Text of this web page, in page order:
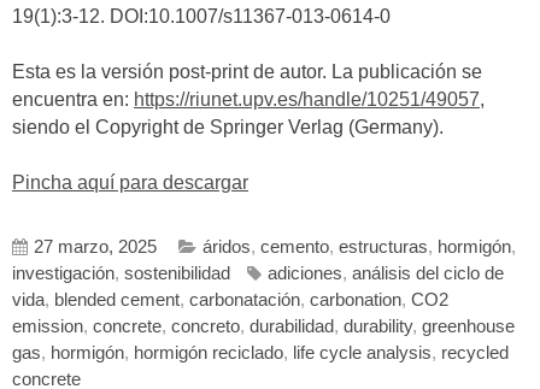
19(1):3-12. DOI:10.1007/s11367-013-0614-0
Esta es la versión post-print de autor. La publicación se
encuentra en: https://riunet.upv.es/handle/10251/49057,
siendo el Copyright de Springer Verlag (Germany).
Pincha aquí para descargar
27 marzo, 2025 áridos, cemento, estructuras, hormigón,
investigación, sostenibilidad adiciones, análisis del ciclo de
vida, blended cement, carbonatación, carbonation, CO2
emission, concrete, concreto, durabilidad, durability, greenhouse
gas, hormigón, hormigón reciclado, life cycle analysis, recycled
concrete